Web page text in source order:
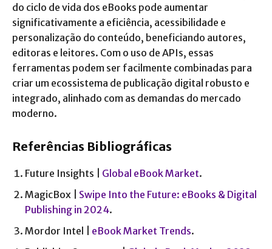
do ciclo de vida dos eBooks pode aumentar
significativamente a eficiência, acessibilidade e
personalização do conteúdo, beneficiando autores,
editoras e leitores. Com o uso de APIs, essas
ferramentas podem ser facilmente combinadas para
criar um ecossistema de publicação digital robusto e
integrado, alinhado com as demandas do mercado
moderno.
Referências Bibliográficas
Future Insights | Global eBook Market.
MagicBox | Swipe Into the Future: eBooks & Digital
Publishing in 2024.
Mordor Intel | eBook Market Trends.